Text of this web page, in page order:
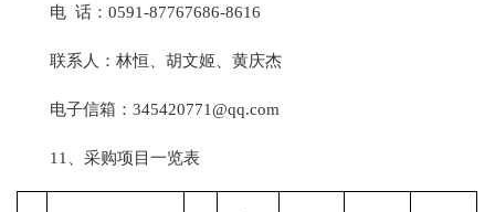
电 话：0591-87767686-8616
联系人：林恒、胡文姬、黄庆杰
电子信箱：345420771@qq.com
11、采购项目一览表